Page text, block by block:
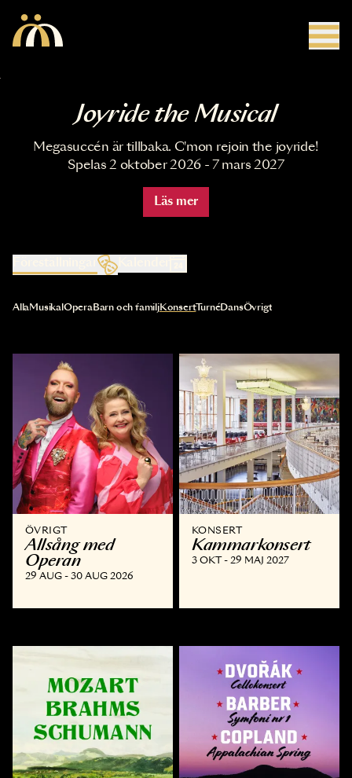
Joyride the Musical
Megasuccén är tillbaka. C'mon rejoin the joyride!
Spelas 2 oktober 2026 - 7 mars 2027
Läs mer
Kalender
Val av kategori uppdaterar innehållet automatiskt
AllaMusikal OperaBarn och familjKonsertTurnéDansÖvrigt
ÖVRIGT
Allsång med
Operan
29 AUG - 30 AUG 2026
KONSERT
Kammar­konsert
3 OKT - 29 MAJ 2027